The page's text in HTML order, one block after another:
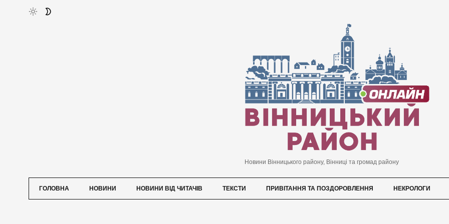
Новини Вінницького району, Вінниці та громад району
ГОЛОВНА НОВИНИ НОВИНИ ВІД ЧИТАЧІВ ТЕКСТИ ПРИВІТАННЯ ТА ПОЗДОРОВЛЕННЯ НЕКРОЛОГИ